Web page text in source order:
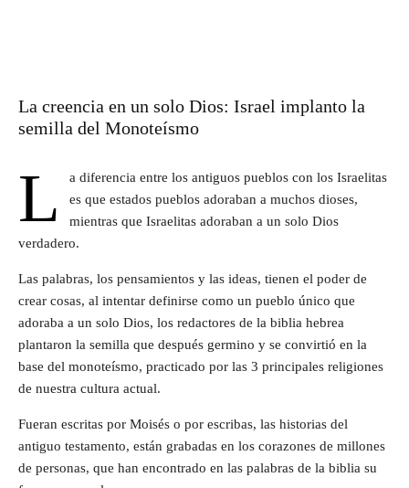
La creencia en un solo Dios: Israel implanto la
semilla del Monoteísmo
L
a diferencia entre los antiguos pueblos con los Israelitas
es que estados pueblos adoraban a muchos dioses,
mientras que Israelitas adoraban a un solo Dios
verdadero.
Las palabras, los pensamientos y las ideas, tienen el poder de
crear cosas, al intentar definirse como un pueblo único que
adoraba a un solo Dios, los redactores de la biblia hebrea
plantaron la semilla que después germino y se convirtió en la
base del monoteísmo, practicado por las 3 principales religiones
de nuestra cultura actual.
Fueran escritas por Moisés o por escribas, las historias del
antiguo testamento, están grabadas en los corazones de millones
de personas, que han encontrado en las palabras de la biblia su